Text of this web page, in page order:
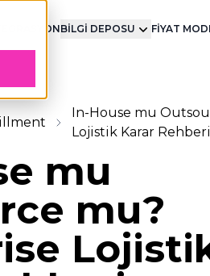
BİLGİ DEPOSU FİYAT
In-House mu
Lojistik Karar Rehberi
mu
mu?